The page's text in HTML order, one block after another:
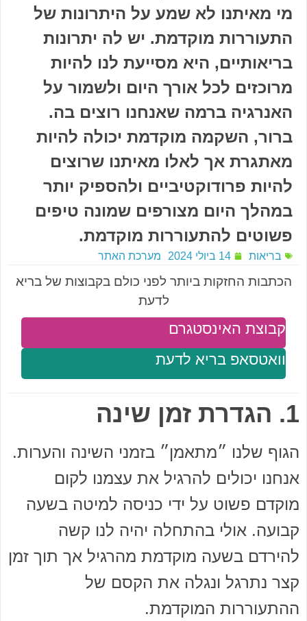
מי מאיתנו לא שמע על היתרונות של
התעוררות מוקדמת. יש לה יתרונות
בריאותיים, היא מסייעת לנו להיות
מרוכזים לכל אורך היום ולשמור על
האנרגיה ברמה שאנחנו רוצים בה.
ברור, השקמה מוקדמת יכולה להיות
מאתגרת אך לאלו מאיתנו שרוצים
להיות פרודוקטיביים ולהספיק יותר
במהלך היום מצורפים שמונה טיפים
פשוטים להתעוררות מוקדמת.
בריאות 14 ביולי 2024 מערכת האתר
הכתבות החזקות ביותר לפני כולם בקבוצות של בריא
לדעת
וואטסאפ בריא לדעת
קבוצת האינסטגרם
1. הגדרת זמן שינה
הגוף שלנו ״מתאמן״ בזמני השינה והערות.
אנחנו יכולים להרגיל את עצמנו לקום
מוקדם פשוט על ידי כניסה למיטה בשעה
קבועה. אולי בהתחלה יהיה לנו קשה
להירדם בשעה מוקדמת מהרגיל אך תוך זמן
קצר נתרגל ונגלה את הקסם של
ההתעוררות המוקדמת.